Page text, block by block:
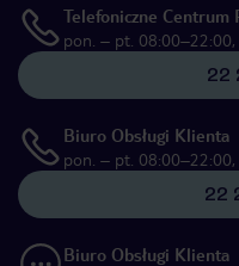
Telefoniczne Centrum
pon. – pt.
22
Biuro Obsługi Klienta
pon. – pt.
22
Biuro Obsługi Klienta